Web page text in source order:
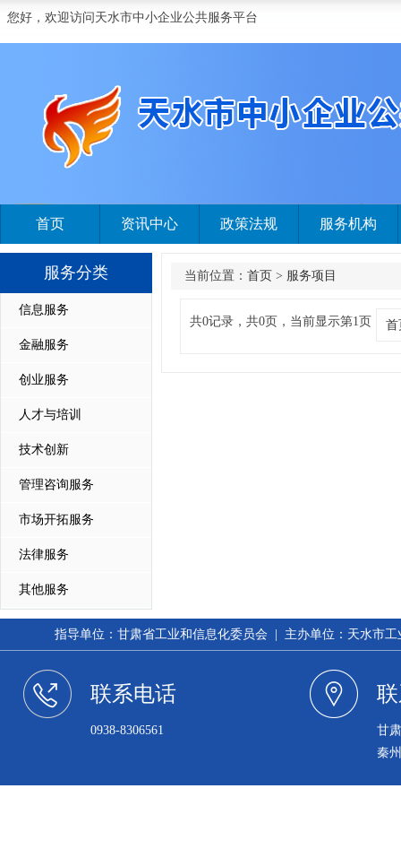
您好，欢迎访问天水市中小企业公共服务平台
首页 资讯中心 政策法规 服务机构
服务分类
信息服务
金融服务
创业服务
人才与培训
技术创新
管理咨询服务
市场开拓服务
法律服务
其他服务
当前位置： 首页 > 服务项目
共0记录，共0页，当前显示第1页 首
指导单位：甘肃省工业和信息化委员会 | 主办单位：天水市
联系电话
0938-8306561
甘
秦